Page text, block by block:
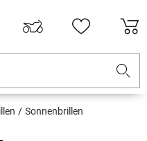
Sonnenbrillen